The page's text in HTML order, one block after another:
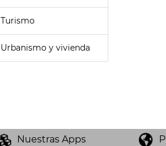
Turismo
Urbanismo y vivienda
Nuestras Apps